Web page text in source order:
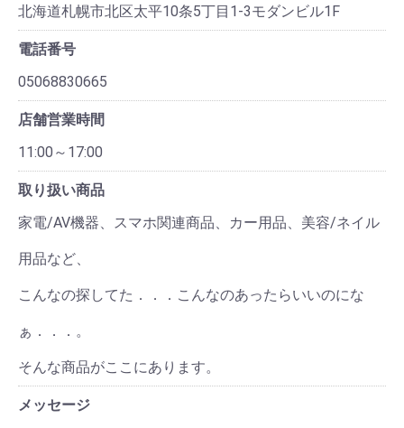
北海道札幌市北区太平10条5丁目1-3モダンビル1F
電話番号
05068830665
店舗営業時間
11:00～17:00
取り扱い商品
家電/AV機器、スマホ関連商品、カー用品、美容/ネイル
用品など、
こんなの探してた．．．こんなのあったらいいのにな
ぁ．．．。
そんな商品がここにあります。
メッセージ